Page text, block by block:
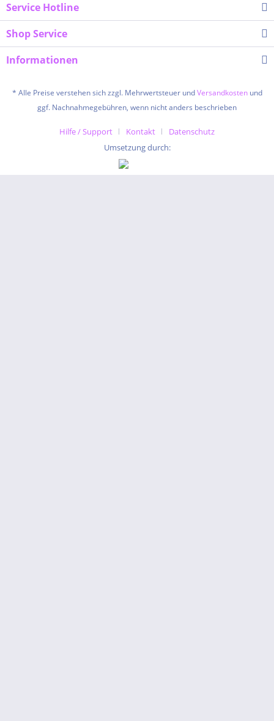
Service Hotline
Shop Service
Informationen
* Alle Preise verstehen sich zzgl. Mehrwertsteuer undVersandkostenund
ggf. Nachnahmegebühren, wenn nicht anders beschrieben
Hilfe / Support Kontakt
Datenschutz
Umsetzung durch: